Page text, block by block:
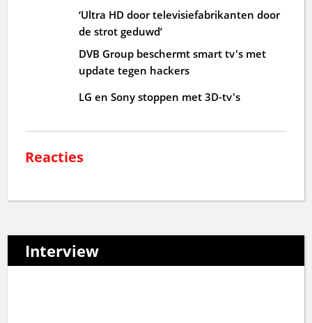
‘Ultra HD door televisiefabrikanten door
de strot geduwd’
DVB Group beschermt smart tv's met
update tegen hackers
LG en Sony stoppen met 3D-tv's
Reacties
Interview